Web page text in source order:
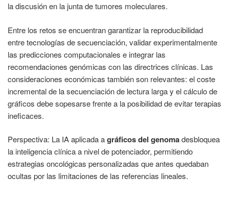
la discusión en la junta de tumores moleculares.
Entre los retos se encuentran garantizar la reproducibilidad
entre tecnologías de secuenciación, validar experimentalmente
las predicciones computacionales e integrar las
recomendaciones genómicas con las directrices clínicas. Las
consideraciones económicas también son relevantes: el coste
incremental de la secuenciación de lectura larga y el cálculo de
gráficos debe sopesarse frente a la posibilidad de evitar terapias
ineficaces.
Perspectiva: La IA aplicada agráficos del genomadesbloquea
la inteligencia clínica a nivel de potenciador, permitiendo
estrategias oncológicas personalizadas que antes quedaban
ocultas por las limitaciones de las referencias lineales.